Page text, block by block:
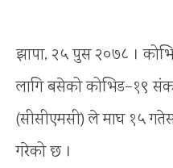
झापा, २५ पुस २०७८ ।
लागि बसेको कोभिड–१९
(सीसीएमसी) ले माघ १५
गरेको छ ।